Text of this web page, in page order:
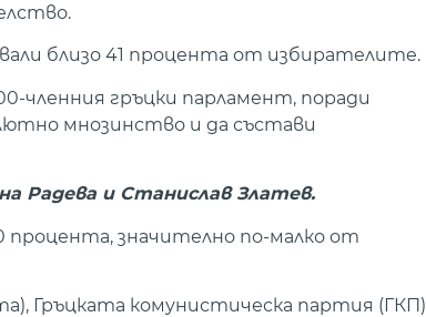
близо 41 процента от избирателите.
членния гръцки парламент, поради
мнозинство и да състави
Радева и Станислав Златев.
процента, значително по-малко от
Гръцката комунистическа партия (ГКП)